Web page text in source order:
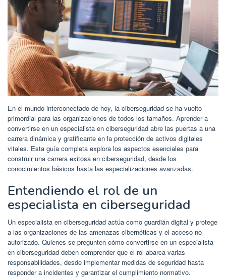
En el mundo interconectado de hoy, la ciberseguridad se ha vuelto
primordial para las organizaciones de todos los tamaños. Aprender a
convertirse en un especialista en ciberseguridad abre las puertas a una
carrera dinámica y gratificante en la protección de activos digitales
vitales. Esta guía completa explora los aspectos esenciales para
construir una carrera exitosa en ciberseguridad, desde los
conocimientos básicos hasta las especializaciones avanzadas.
Entendiendo el rol de un
especialista en ciberseguridad
Un especialista en ciberseguridad actúa como guardián digital y protege
a las organizaciones de las amenazas cibernéticas y el acceso no
autorizado. Quienes se pregunten cómo convertirse en un especialista
en ciberseguridad deben comprender que el rol abarca varias
responsabilidades, desde implementar medidas de seguridad hasta
responder a incidentes y garantizar el cumplimiento normativo.